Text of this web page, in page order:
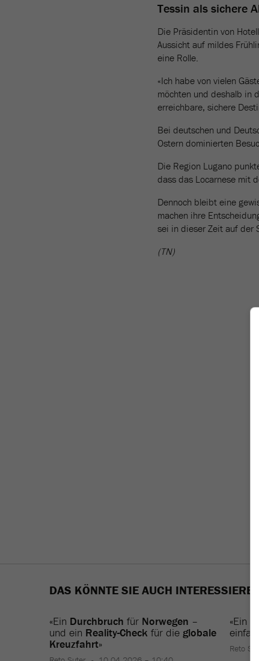
Tessin als sichere
Die Präsidentin von
Aussicht auf mildes
eine Rolle.
«Ich habe von vielen
möchten und deshalb in
erreichbare, sichere
Bei deutschen und
Ostern dominierten
Die Region Lugano
dass das Locarnese mit
Dennoch bleibt eine
machen ihre
sei in dieser Zeit auf der
(TN)
DAS KÖNNTE SIE AUCH INTERESSIEREN
«Ein Durchbruch für Norwegen –
und ein Reality-Check für die globale
Kreuzfahrt»
«Ein
einfach
Reto